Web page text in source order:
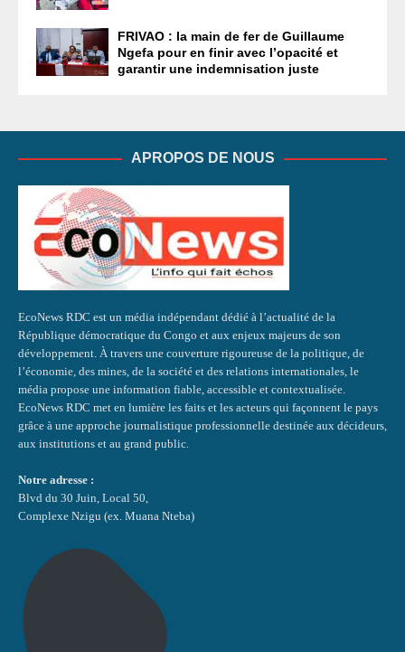
FRIVAO : la main de fer de Guillaume
Ngefa pour en finir avec l’opacité et
garantir une indemnisation juste
APROPOS DE NOUS
EcoNews RDC est un média indépendant dédié à l’actualité de la
République démocratique du Congo et aux enjeux majeurs de son
développement. À travers une couverture rigoureuse de la politique, de
l’économie, des mines, de la société et des relations internationales, le
média propose une information fiable, accessible et contextualisée.
EcoNews RDC met en lumière les faits et les acteurs qui façonnent le pays
grâce à une approche journalistique professionnelle destinée aux décideurs,
aux institutions et au grand public.
Notre adresse :
Blvd du 30 Juin, Local 50,
Complexe Nzigu (ex. Muana Nteba)